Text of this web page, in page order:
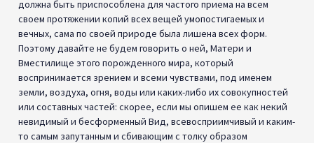
должна быть приспособлена для частого приема на всем
своем протяжении копий всех вещей умопостигаемых и
вечных, сама по своей природе была лишена всех форм.
Поэтому давайте не будем говорить о ней, Матери и
Вместилище этого порожденного мира, который
воспринимается зрением и всеми чувствами, под именем
земли, воздуха, огня, воды или каких-либо их совокупностей
или составных частей: скорее, если мы опишем ее как некий
невидимый и бесформенный Вид, всевосприимчивый и каким-
то самым запутанным и сбивающим с толку образом